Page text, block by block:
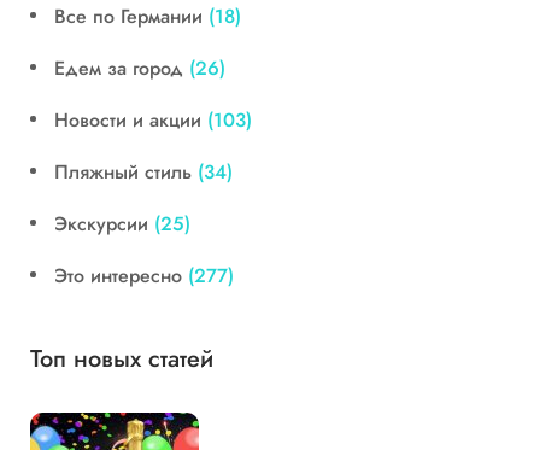
Все по Германии (18)
Едем за город (26)
Новости и акции (103)
Пляжный стиль (34)
Экскурсии (25)
Это интересно (277)
Топ новых статей